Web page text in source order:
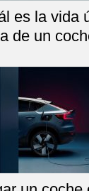
es la vida
de un